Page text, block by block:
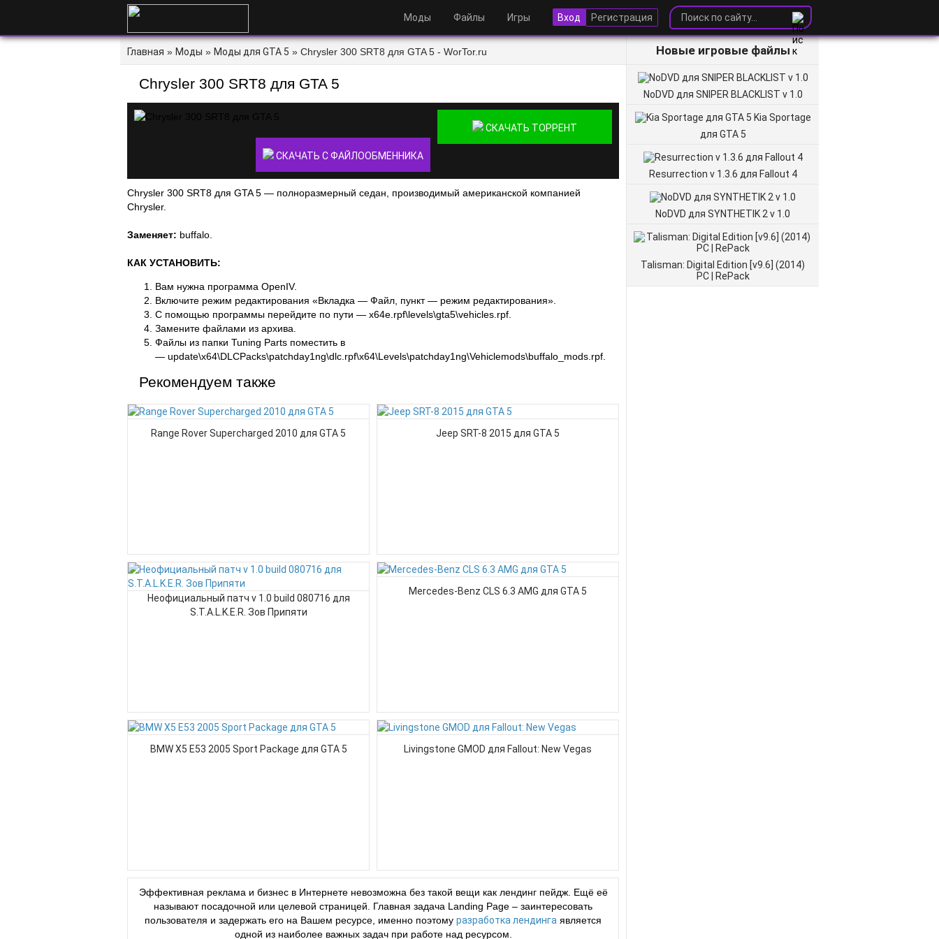
Моды Файлы Игры Вход Регистрация
Новые игровые файлы
NoDVD для SNIPER BLACKLIST v 1.0
Kia Sportage
для GTA 5
Resurrection v 1.3.6 для Fallout 4
NoDVD для SYNTHETIK 2 v 1.0
Talisman: Digital Edition [v9.6] (2014)
PC | RePack
Главная » Моды » Моды для GTA 5 » Chrysler 300 SRT8 для GTA 5 - WorTor.ru
Chrysler 300 SRT8 для GTA 5
СКАЧАТЬ ТОРРЕНТ
СКАЧАТЬ С ФАЙЛООБМЕННИКА
Chrysler 300 SRT8 для GTA 5 — полноразмерный седан, производимый американской компанией
Chrysler.
Заменяет: buffalo.
КАК УСТАНОВИТЬ:
Вам нужна программа OpenIV.
Включите режим редактирования «Вкладка — Файл, пункт — режим редактирования».
С помощью программы перейдите по пути — x64e.rpf\levels\gta5\vehicles.rpf.
Замените файлами из архива.
Файлы из папки Tuning Parts поместить в
— update\x64\DLCPacks\patchday1ng\dlc.rpf\x64\Levels\patchday1ng\Vehiclemods\buffalo_mods.rpf.
Рекомендуем также
Range Rover Supercharged 2010 для GTA 5 Jeep SRT-8 2015 для GTA 5
Неофициальный патч v 1.0 build 080716 для
S.T.A.L.K.E.R. Зов Припяти
Mercedes-Benz CLS 6.3 AMG для GTA 5
BMW X5 E53 2005 Sport Package для GTA 5 Livingstone GMOD для Fallout: New Vegas
Эффективная реклама и бизнес в Интернете невозможна без такой вещи как лендинг пейдж. Ещё её
называют посадочной или целевой страницей. Главная задача Landing Page – заинтересовать
пользователя и задержать его на Вашем ресурсе, именно поэтому разработка лендинга является
одной из наиболее важных задач при работе над ресурсом.